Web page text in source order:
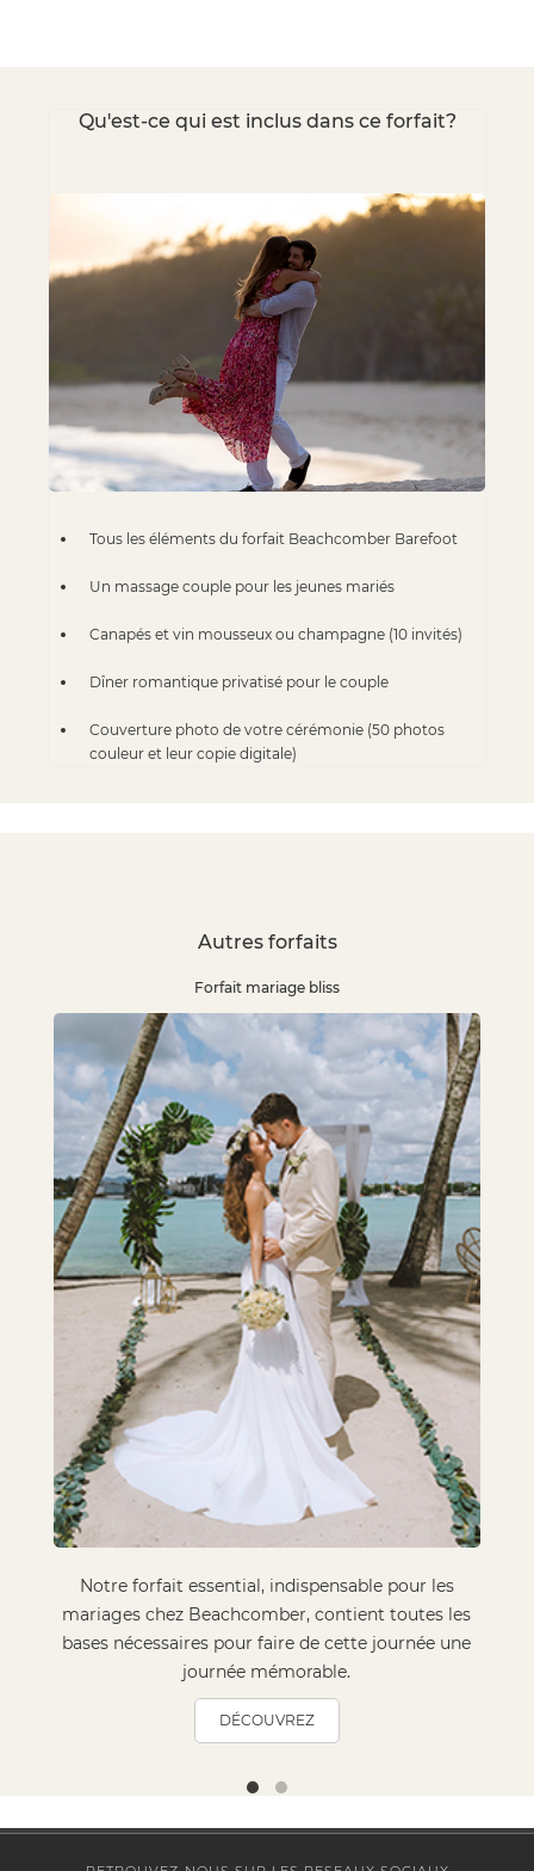
Qu'est-ce qui est inclus dans ce forfait?
Tous les éléments du forfait Beachcomber Barefoot
Un massage couple pour les jeunes mariés
Canapés et vin mousseux ou champagne (10 invités)
Dîner romantique privatisé pour le couple
Couverture photo de votre cérémonie (50 photos
couleur et leur copie digitale)
Autres forfaits
Forfait mariage bliss
Notre forfait essential, indispensable pour les
mariages chez Beachcomber, contient toutes les
bases nécessaires pour faire de cette journée une
journée mémorable.
DÉCOUVREZ